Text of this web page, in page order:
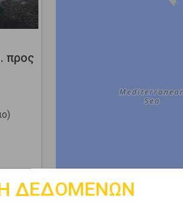
προς
ΔΕΔΟΜΕΝΩΝ